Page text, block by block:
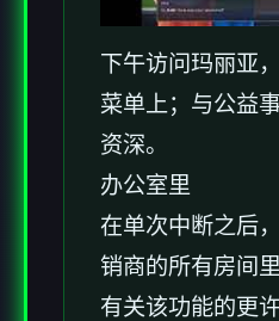
下午访问玛丽亚
菜单上；与公益
资深。
办公室里
在单次中断之后
销商的所有房间
有关该功能的更